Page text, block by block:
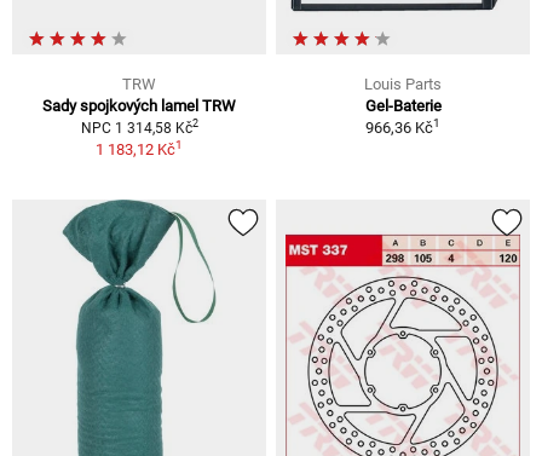
TRW
Sady spojkových lamel TRW
NPC 1 314,58 Kč2
1 183,12 Kč1
Louis Parts
Gel-Baterie
966,36 Kč1